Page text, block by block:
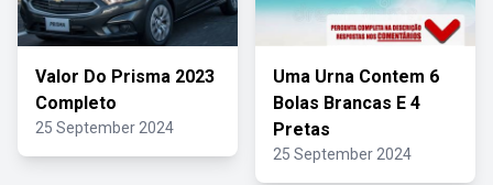
Valor Do Prisma 2023
Completo
25 September 2024
Uma Urna Contem 6
Bolas Brancas E 4
Pretas
25 September 2024